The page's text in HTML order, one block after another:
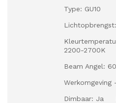
Type: GU10
2200-2700K
Beam Angel:
Werkomgeving
Dimbaar: Ja